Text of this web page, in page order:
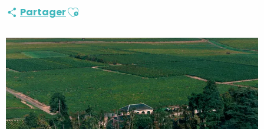
PartagerAjouter aux favoris